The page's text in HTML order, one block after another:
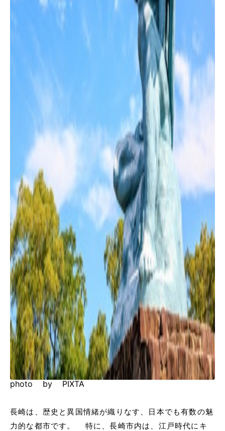
photo by PIXTA
長崎は、歴史と異国情緒が織りなす、日本でも有数の魅
力的な都市です。 特に、長崎市内は、江戸時代にキ